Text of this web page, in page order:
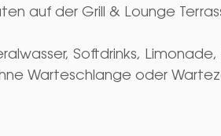
auf der Grill & Lounge
Softdrinks, Limonade,
Warteschlange oder